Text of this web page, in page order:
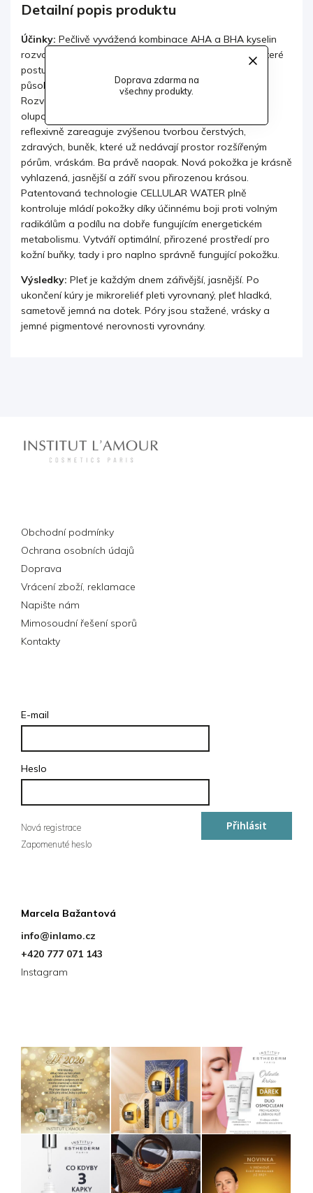
Doprava zdarma na
všechny produkty.
Detailní popis produktu
Účinky: Pečlivě vyvážená kombinace AHA a BHA kyselin
rozvolňuje spoje mezi povrchovými kožními buňkami, které
postupně ztratily svou zářivost a poskytují volné pole
působnosti rozšířeným pórům a jemným vráskám.
Rozvolněné spoje dovolují a urychlují
olupování vrchních vrstev pokožky. Ta pak naprosto
reflexivně zareaguje zvýšenou tvorbou čerstvých,
zdravých, buněk, které už nedávají prostor rozšířeným
pórům, vráskám. Ba právě naopak. Nová pokožka je krásně
vyhlazená, jasnější a září svou přirozenou krásou.
Patentovaná technologie CELLULAR WATER plně
kontroluje mládí pokožky díky účinnému boji proti volným
radikálům a podílu na dobře fungujícím energetickém
metabolismu. Vytváří optimální, přirozené prostředí pro
kožní buňky, tady i pro naplno správně fungující pokožku.
Výsledky: Pleť je každým dnem zářivější, jasnější. Po
ukončení kúry je mikroreliéf pleti vyrovnaný, pleť hladká,
sametově jemná na dotek. Póry jsou stažené, vrásky a
jemné pigmentové nerovnosti vyrovnány.
Obchodní podmínky
Ochrana osobních údajů
Doprava
Vrácení zboží, reklamace
Napište nám
Mimosoudní řešení sporů
Kontakty
E-mail
Heslo
Přihlásit
Nová registrace
Zapomenuté heslo
Marcela Bažantová
info@inlamo.cz
+420 777 071 143
Instagram